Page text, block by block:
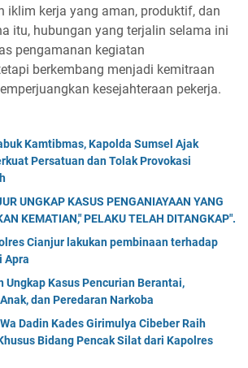
iklim kerja yang aman, produktif, dan
itu, hubungan yang terjalin selama ini
pengamanan kegiatan
berkembang menjadi kemitraan
kesejahteraan pekerja.
Kamtibmas, Kapolda Sumsel Ajak
Persatuan dan Tolak Provokasi
UNGKAP KASUS PENGANIAYAAN YANG
KEMATIAN," PELAKU TELAH DITANGKAP".
Cianjur lakukan pembinaan terhadap
Apra
Ungkap Kasus Pencurian Berantai,
dan Peredaran Narkoba
Dadin Kades Girimulya Cibeber Raih
Bidang Pencak Silat dari Kapolres